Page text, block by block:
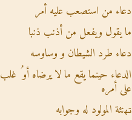
دعاء من استصعب عليه أمر
ما يقول ويفعل من أذنب ذنبا
دعاء طرد الشيطان و وساوسه
الدعاء حينما يقع ما لا يرضاه أو ُ غلب
على أمره
ﺗﻬنئة المولود له وجوابه